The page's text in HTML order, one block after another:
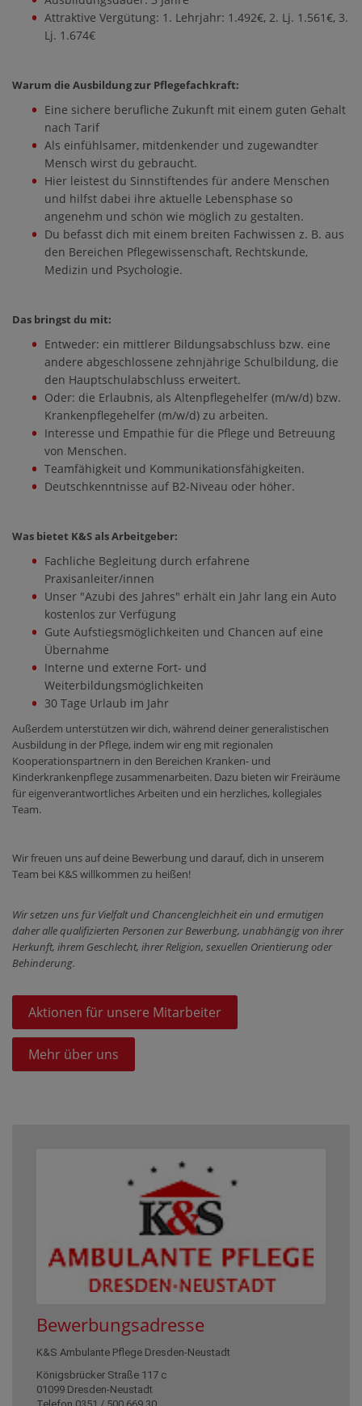
Attraktive Vergütung: 1. Lehrjahr: 1.492€, 2. Lj. 1.561€, 3.
Lj. 1.674€
Warum die Ausbildung zur Pflegefachkraft:
Eine sichere berufliche Zukunft mit einem guten Gehalt
nach Tarif
Als einfühlsamer, mitdenkender und zugewandter
Mensch wirst du gebraucht.
Hier leistest du Sinnstiftendes für andere Menschen
und hilfst dabei ihre aktuelle Lebensphase so
angenehm und schön wie möglich zu gestalten.
Du befasst dich mit einem breiten Fachwissen z. B. aus
den Bereichen Pflegewissenschaft, Rechtskunde,
Medizin und Psychologie.
Das bringst du mit:
Entweder: ein mittlerer Bildungsabschluss bzw. eine
andere abgeschlossene zehnjährige Schulbildung, die
den Hauptschulabschluss erweitert.
Oder: die Erlaubnis, als Altenpflegehelfer (m/w/d) bzw.
Krankenpflegehelfer (m/w/d) zu arbeiten.
Interesse und Empathie für die Pflege und Betreuung
von Menschen.
Teamfähigkeit und Kommunikationsfähigkeiten.
Deutschkenntnisse auf B2-Niveau oder höher.
Was bietet K&S als Arbeitgeber:
Fachliche Begleitung durch erfahrene
Praxisanleiter/innen
Unser "Azubi des Jahres" erhält ein Jahr lang ein Auto
kostenlos zur Verfügung
Gute Aufstiegsmöglichkeiten und Chancen auf eine
Übernahme
Interne und externe Fort- und
Weiterbildungsmöglichkeiten
30 Tage Urlaub im Jahr
Außerdem unterstützen wir dich, während deiner generalistischen
Ausbildung in der Pflege, indem wir eng mit regionalen
Kooperationspartnern in den Bereichen Kranken- und
Kinderkrankenpflege zusammenarbeiten. Dazu bieten wir Freiräume
für eigenverantwortliches Arbeiten und ein herzliches, kollegiales
Team.
Wir freuen uns auf deine Bewerbung und darauf, dich in unserem
Team bei K&S willkommen zu heißen!
Wir setzen uns für Vielfalt und Chancengleichheit ein und ermutigen
daher alle qualifizierten Personen zur Bewerbung, unabhängig von ihrer
Herkunft, ihrem Geschlecht, ihrer Religion, sexuellen Orientierung oder
Behinderung.
Aktionen für unsere Mitarbeiter
Mehr über uns
Bewerbungsadresse
K&S Ambulante Pflege Dresden-Neustadt
Königsbrücker Straße 117 c
01099 Dresden-Neustadt